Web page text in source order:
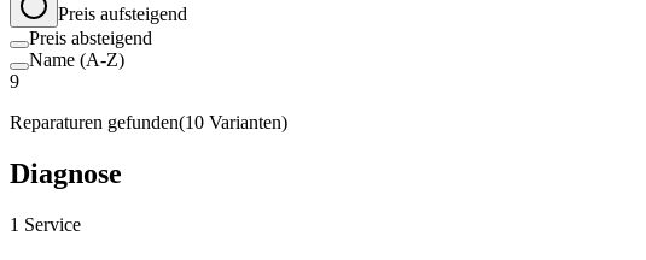
Preis aufsteigend
Preis absteigend
Name (A-Z)
9
Reparaturen gefunden(10 Varianten)
Diagnose
1 Service